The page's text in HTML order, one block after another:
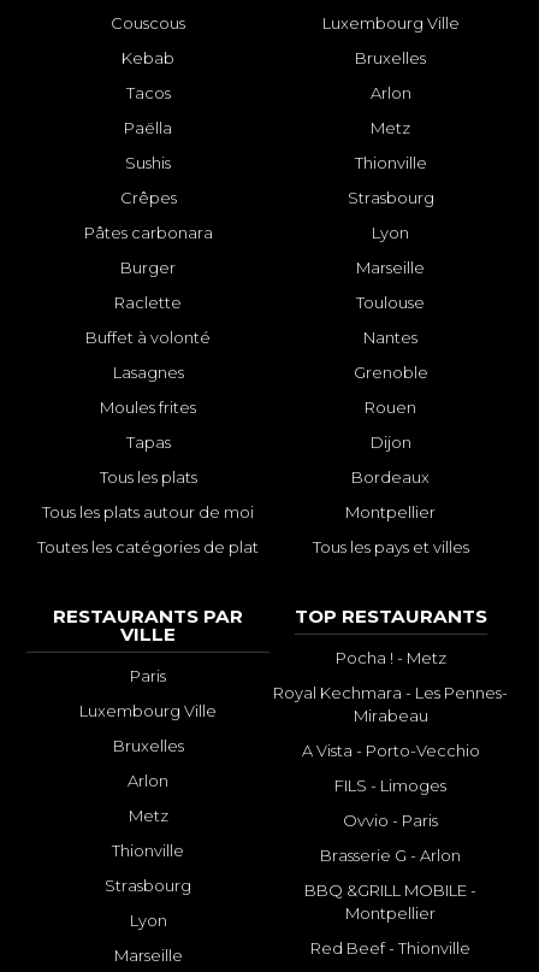
Couscous
Kebab
Tacos
Paëlla
Sushis
Crêpes
Pâtes carbonara
Burger
Raclette
Buffet à volonté
Lasagnes
Moules frites
Tapas
Tous les plats
Tous les plats autour de moi
Toutes les catégories de plat
Luxembourg Ville
Bruxelles
Arlon
Metz
Thionville
Strasbourg
Lyon
Marseille
Toulouse
Nantes
Grenoble
Rouen
Dijon
Bordeaux
Montpellier
Tous les pays et villes
RESTAURANTS PAR
VILLE
Paris
Luxembourg Ville
Bruxelles
Arlon
Metz
Thionville
Strasbourg
Lyon
Marseille
TOP RESTAURANTS
Pocha ! - Metz
Royal Kechmara - Les Pennes-
Mirabeau
A Vista - Porto-Vecchio
FILS - Limoges
Ovvio - Paris
Brasserie G - Arlon
BBQ &GRILL MOBILE -
Montpellier
Red Beef - Thionville